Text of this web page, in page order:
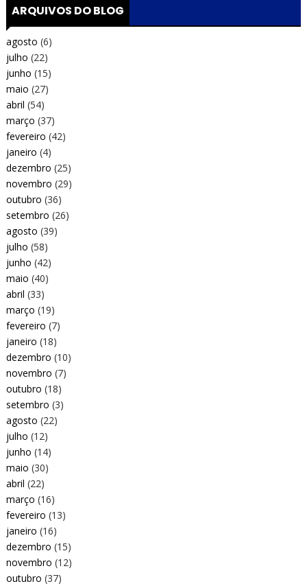
ARQUIVOS DO BLOG
agosto (6)
julho (22)
junho (15)
maio (27)
abril (54)
março (37)
fevereiro (42)
janeiro (4)
dezembro (25)
novembro (29)
outubro (36)
setembro (26)
agosto (39)
julho (58)
junho (42)
maio (40)
abril (33)
março (19)
fevereiro (7)
janeiro (18)
dezembro (10)
novembro (7)
outubro (18)
setembro (3)
agosto (22)
julho (12)
junho (14)
maio (30)
abril (22)
março (16)
fevereiro (13)
janeiro (16)
dezembro (15)
novembro (12)
outubro (37)